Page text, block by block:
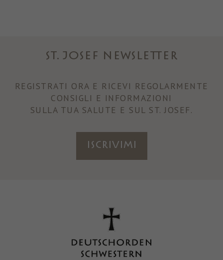
ST. JOSEF NEWSLETTER
REGISTRATI ORA E RICEVI REGOLARMENTE
CONSIGLI E INFORMAZIONI
SULLA TUA SALUTE E SUL ST. JOSEF.
ISCRIVIMI